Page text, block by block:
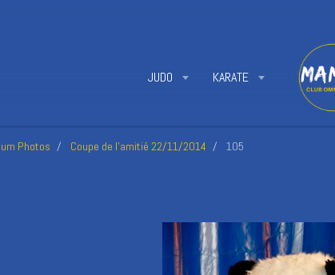
JUDO KARATE
Photos Coupe de l'amitié 22/11/2014 105